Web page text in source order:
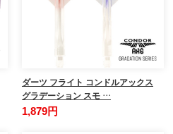
ダーツ フライト コンドルアックス
グラデーション スモ …
1,879円